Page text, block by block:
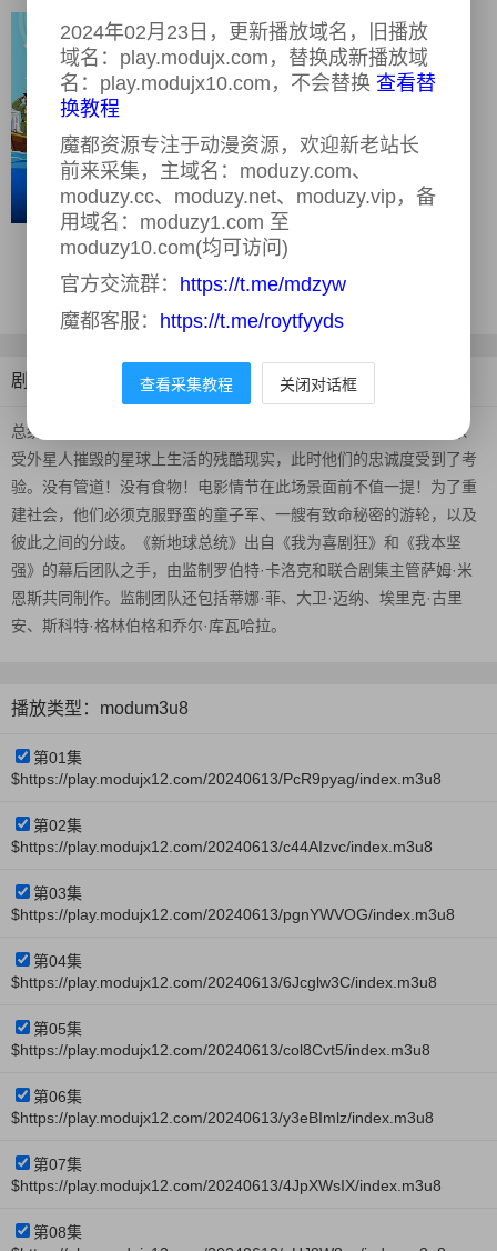
新地球总统第二季
全10集
又名：穆里根,罩不住总统（台）,新地球总
统 第二季 Mulligan Season 2
主演：内详
类型：科幻,动画
年份：2024
地区：美国
更新时间：2024-06-13
剧情介绍
总统穆里根和他身边一群仅存的幸存者开始逐渐意识到在一个荒芜、
受外星人摧毁的星球上生活的残酷现实，此时他们的忠诚度受到了考
验。没有管道！没有食物！电影情节在此场景面前不值一提！为了重
建社会，他们必须克服野蛮的童子军、一艘有致命秘密的游轮，以及
彼此之间的分歧。《新地球总统》出自《我为喜剧狂》和《我本坚
强》的幕后团队之手，由监制罗伯特·卡洛克和联合剧集主管萨姆·米
恩斯共同制作。监制团队还包括蒂娜·菲、大卫·迈纳、埃里克·古里
安、斯科特·格林伯格和乔尔·库瓦哈拉。
播放类型：modum3u8
第01集
$https://play.modujx12.com/20240613/PcR9pyag/index.m3u8
第02集
$https://play.modujx12.com/20240613/c44AIzvc/index.m3u8
第03集
$https://play.modujx12.com/20240613/pgnYWVOG/index.m3u8
第04集
$https://play.modujx12.com/20240613/6Jcglw3C/index.m3u8
第05集
$https://play.modujx12.com/20240613/col8Cvt5/index.m3u8
第06集
$https://play.modujx12.com/20240613/y3eBImlz/index.m3u8
第07集
$https://play.modujx12.com/20240613/4JpXWsIX/index.m3u8
第08集
2024年02月23日，更新播放域名，旧播放
域名：play.modujx.com，替换成新播放域
名：play.modujx10.com，不会替换 查看替
换教程
魔都资源专注于动漫资源，欢迎新老站长
前来采集，主域名：moduzy.com、
moduzy.cc、moduzy.net、moduzy.vip，备
用域名：moduzy1.com 至
moduzy10.com(均可访问)
官方交流群： https://t.me/mdzyw
魔都客服： https://t.me/roytfyyds
查看采集教程 关闭对话框